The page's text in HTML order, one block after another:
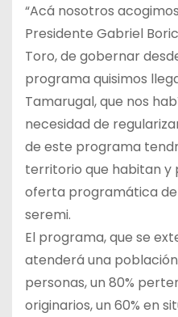
“Acá nosotros
Presidente Gabriel
Toro, de gobernar
programa quisimos
Tamarugal, que nos
necesidad de
de este programa
territorio que habitan y
oferta programática
seremi.
El programa, que se
atenderá una
personas, un 80%
originarios, un 60% en